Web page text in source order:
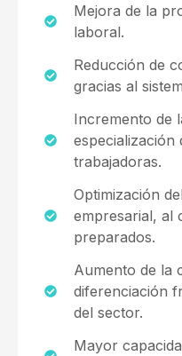
Mejora de la
laboral.
Reducción de
gracias al
Incremento de
especialización
trabajadoras.
Optimización
empresarial, al
preparados.
Aumento de la
diferenciación
del sector.
Mayor